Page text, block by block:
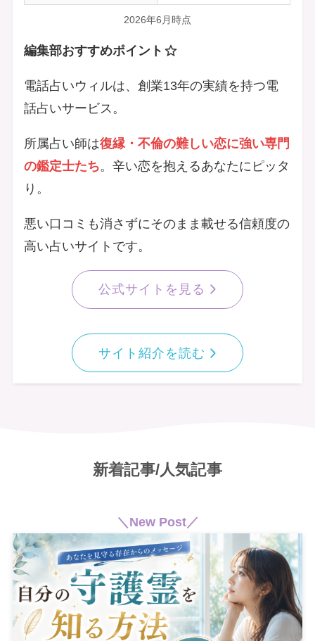
2026年6月時点
編集部おすすめポイント
電話占いウィルは、創業13年の実績を持つ電
話占いサービス。
所属占い師は復縁・不倫の難しい恋に強い専門
の鑑定士たち。辛い恋を抱えるあなたにピッタ
り。
悪い口コミも消さずにそのまま載せる信頼度の
高い占いサイトです。
公式サイトを見る
サイト紹介を読む
新着記事/人気記事
＼New Post／